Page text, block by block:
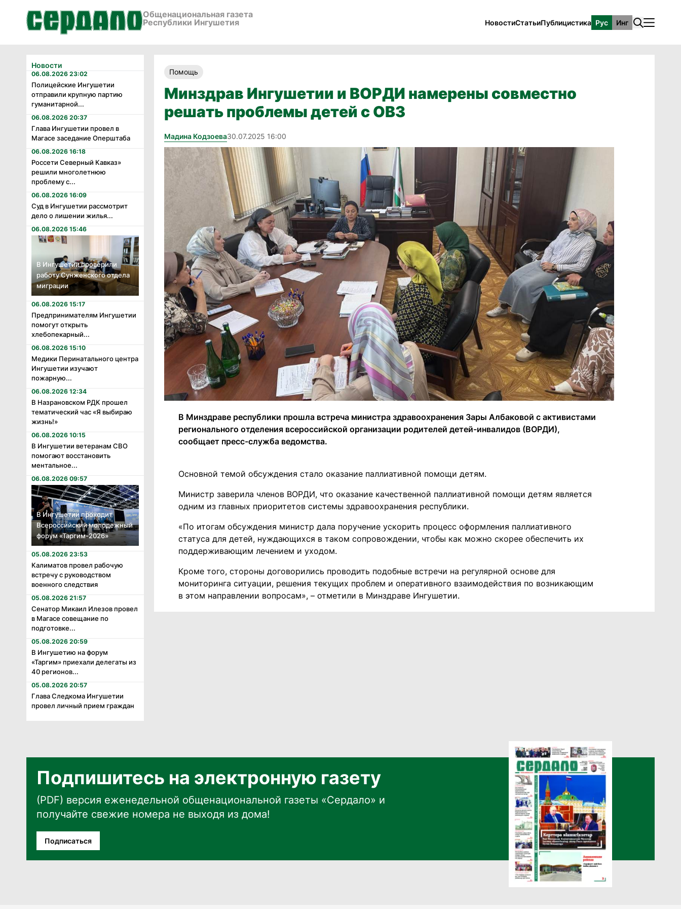
Общенациональная газета
Республики Ингушетия
НовостиСтатьиПублицистика Рус Инг
Новости
06.08.2026 23:02
Полицейские Ингушетии
отправили крупную партию
гуманитарной...
06.08.2026 20:37
Глава Ингушетии провел в
Магасе заседание Оперштаба
06.08.2026 16:18
Россети Северный Кавказ»
решили многолетнюю
проблему с...
06.08.2026 16:09
Суд в Ингушетии рассмотрит
дело о лишении жилья...
06.08.2026 15:46
В Ингушетии проверили
работу Сунженского отдела
миграции
06.08.2026 15:17
Предпринимателям Ингушетии
помогут открыть
хлебопекарный...
06.08.2026 15:10
Медики Перинатального центра
Ингушетии изучают
пожарную...
06.08.2026 12:34
В Назрановском РДК прошел
тематический час «Я выбираю
жизнь!»
06.08.2026 10:15
В Ингушетии ветеранам СВО
помогают восстановить
ментальное...
06.08.2026 09:57
В Ингушетии проходит
Всероссийский молодежный
форум «Таргим-2026»
05.08.2026 23:53
Калиматов провел рабочую
встречу с руководством
военного следствия
05.08.2026 21:57
Сенатор Микаил Илезов провел
в Магасе совещание по
подготовке...
05.08.2026 20:59
В Ингушетию на форум
«Таргим» приехали делегаты из
40 регионов...
05.08.2026 20:57
Глава Следкома Ингушетии
провел личный прием граждан
Помощь
Минздрав Ингушетии и ВОРДИ намерены совместно
решать проблемы детей с ОВЗ
Мадина Кодзоева30.07.2025 16:00
В Минздраве республики прошла встреча министра здравоохранения Зары Албаковой с активистами
регионального отделения всероссийской организации родителей детей-инвалидов (ВОРДИ),
сообщает пресс-служба ведомства.
Основной темой обсуждения стало оказание паллиативной помощи детям.
Министр заверила членов ВОРДИ, что оказание качественной паллиативной помощи детям является
одним из главных приоритетов системы здравоохранения республики.
«По итогам обсуждения министр дала поручение ускорить процесс оформления паллиативного
статуса для детей, нуждающихся в таком сопровождении, чтобы как можно скорее обеспечить их
поддерживающим лечением и уходом.
Кроме того, стороны договорились проводить подобные встречи на регулярной основе для
мониторинга ситуации, решения текущих проблем и оперативного взаимодействия по возникающим
в этом направлении вопросам», – отметили в Минздраве Ингушетии.
Подпишитесь на электронную газету
(PDF) версия еженедельной общенациональной газеты «Сердало» и
получайте свежие номера не выходя из дома!
Подписаться